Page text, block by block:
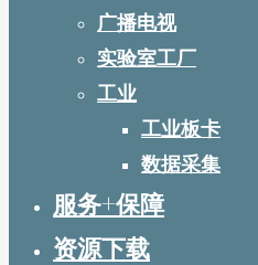
广播电视
实验室工厂
工业
工业板卡
数据采集
服务+保障
资源下载